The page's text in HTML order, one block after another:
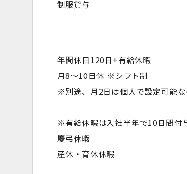
制服貸与
年間休日120日+有給休暇
月8～10日休 ※シフト制
※別途、月2日は個人で設定可能な
※有給休暇は入社半年で10日間付
慶弔休暇
産休・育休休暇